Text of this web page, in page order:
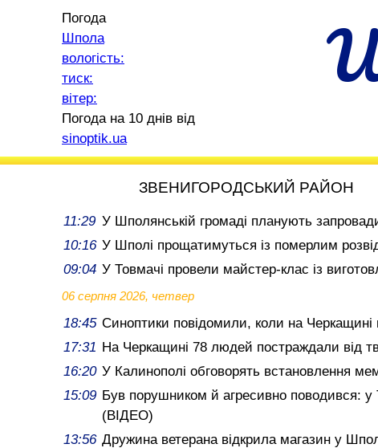
Погода
Шпола
вологість:
тиск:
вітер:
Погода на 10 днів від
sinoptik.ua
ЗВЕНИГОРОДСЬКИЙ РАЙОН
11:29 У Шполянській громаді планують
10:16 У Шполі прощатимуться із померлим
09:04 У Товмачі провели майстер-клас із
06 серпня 2026, четвер
18:45 Синоптики повідомили, коли на Черкащині
17:31 На Черкащині 78 людей постраждали від
16:20 У Калинополі обговорять встановлення
15:09 Був порушником й агресивно поводився:
(ВІДЕО)
13:56 Дружина ветерана відкрила магазин у